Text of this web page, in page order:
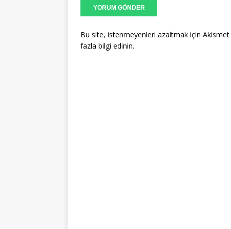
Bu site, istenmeyenleri azaltmak için Akismet
fazla bilgi edinin.